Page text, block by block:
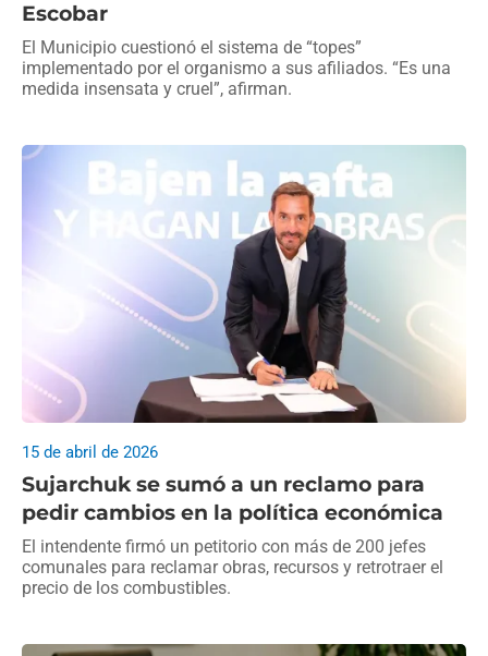
Escobar
El Municipio cuestionó el sistema de “topes”
implementado por el organismo a sus afiliados. “Es una
medida insensata y cruel”, afirman.
Sujarchuk se sumó a un reclamo para
pedir cambios en la política económica
15 de abril de 2026
El intendente firmó un petitorio con más de 200 jefes
comunales para reclamar obras, recursos y retrotraer el
precio de los combustibles.